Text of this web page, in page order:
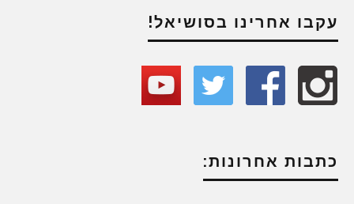
עקבו אחרינו בסושיאל!
כתבות אחרונות: